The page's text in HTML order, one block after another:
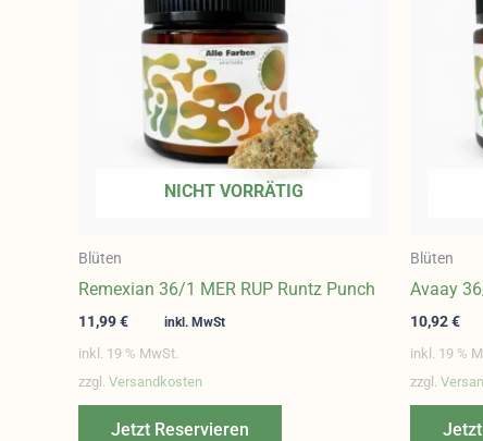
NICHT VORRÄTIG
Blüten
Remexian 36/1 MER RUP Runtz Punch
11,99€ inkl. MwSt
inkl. 19 % MwSt.
zzgl. Versandkosten
Jetzt Reservieren
Blüten
Avaay
10,92€
inkl. 19 %
zzgl.